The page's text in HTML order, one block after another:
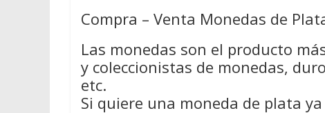
Compra – Venta Monedas de
Las monedas son el producto
y coleccionistas de monedas,
etc.
Si quiere una moneda de plata